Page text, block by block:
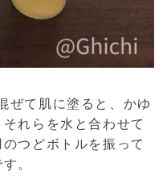
ぜて肌に塗ると、かゆ
れらを水と合わせて
つどボトルを振って
。